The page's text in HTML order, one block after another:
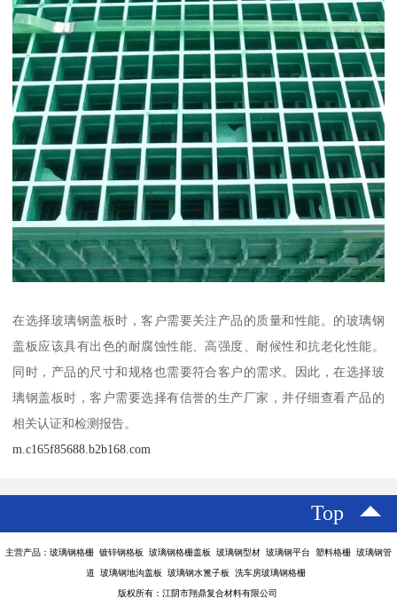
在选择玻璃钢盖板时，客户需要关注产品的质量和性能。的玻璃钢
盖板应该具有出色的耐腐蚀性能、高强度、耐候性和抗老化性能。
同时，产品的尺寸和规格也需要符合客户的需求。因此，在选择玻
璃钢盖板时，客户需要选择有信誉的生产厂家，并仔细查看产品的
相关认证和检测报告。
m.c165f85688.b2b168.com
Top
主营产品：玻璃钢格栅 镀锌钢格板 玻璃钢格栅盖板 玻璃钢型材 玻璃钢平台 塑料格栅 玻璃钢管
道 玻璃钢地沟盖板 玻璃钢水篦子板 洗车房玻璃钢格栅
版权所有：江阴市翔鼎复合材料有限公司